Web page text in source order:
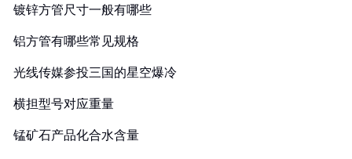
镀锌方管尺寸一般有哪些
铝方管有哪些常见规格
光线传媒参投三国的星空爆冷
横担型号对应重量
锰矿石产品化合水含量